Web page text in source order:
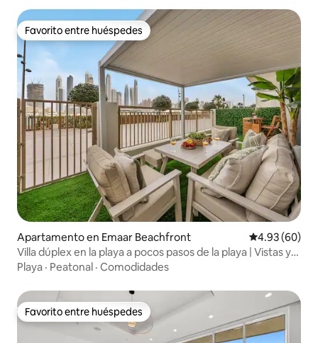
Favorito entre huéspedes
Favorito entre huéspedes
Apartamento en Emaar Beachfront Calificación
4.93 (60)
Villa dúplex en la playa a pocos pasos de la playa | Vistas y
piscina
Playa · Peatonal · Comodidades
Favorito entre huéspedes
Favorito entre huéspedes